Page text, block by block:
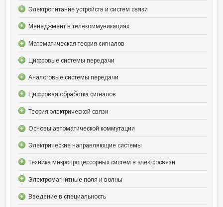
Электропитание устройств и систем связи
Менеджмент в телекоммуникациях
Математическая теория сигналов
Цифровые системы передачи
Аналоговые системы передачи
Цифровая обработка сигналов
Теория электрической связи
Основы автоматической коммутации
Электрические направляющие системы
Техника микропроцессорных систем в электросвязи
Электромагнитные поля и волны
Введение в специальность